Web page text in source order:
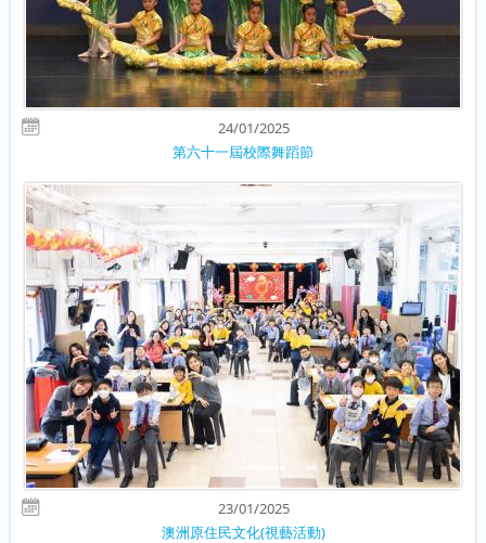
24/01/2025
第六十一屆校際舞蹈節
23/01/2025
澳洲原住民文化(視藝活動)